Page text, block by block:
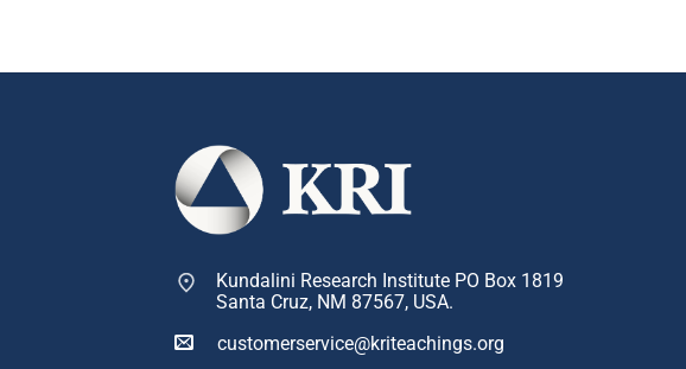
Kundalini Research Institute PO Box 1819
Santa Cruz, NM 87567, USA.
customerservice@kriteachings.org